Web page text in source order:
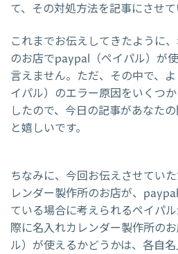
て、その対処方法を記事にさせて
これまでお伝えしてきたように
のお店でpaypal（ペイパル）が
言えません。ただ、その中で、
イパル）のエラー原因をいくつ
したので、今日の記事があなた
と嬉しいです。
ちなみに、今回お伝えさせてい
レンダー製作所のお店が、
ている場合に考えられるペイパ
際に名入れカレンダー製作所の
ル）が使えるかどうかは、各自